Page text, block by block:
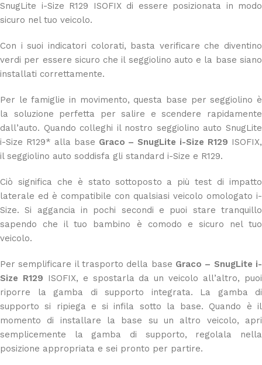
SnugLite i-Size R129 ISOFIX di essere posizionata in modo
sicuro nel tuo veicolo.
Con i suoi indicatori colorati, basta verificare che diventino
verdi per essere sicuro che il seggiolino auto e la base siano
installati correttamente.
Per le famiglie in movimento, questa base per seggiolino è
la soluzione perfetta per salire e scendere rapidamente
dall’auto. Quando colleghi il nostro seggiolino auto SnugLite
i-Size R129* alla base Graco – SnugLite i-Size R129 ISOFIX,
il seggiolino auto soddisfa gli standard i-Size e R129.
Ciò significa che è stato sottoposto a più test di impatto
laterale ed è compatibile con qualsiasi veicolo omologato i-
Size. Si aggancia in pochi secondi e puoi stare tranquillo
sapendo che il tuo bambino è comodo e sicuro nel tuo
veicolo.
Per semplificare il trasporto della base Graco – SnugLite i-
Size R129 ISOFIX, e spostarla da un veicolo all’altro, puoi
riporre la gamba di supporto integrata. La gamba di
supporto si ripiega e si infila sotto la base. Quando è il
momento di installare la base su un altro veicolo, apri
semplicemente la gamba di supporto, regolala nella
posizione appropriata e sei pronto per partire.